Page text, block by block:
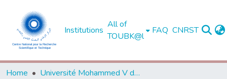
Institutions
All of
TOUBK@l
FAQ CNRST
Home
Université Mohammed V de Rabat